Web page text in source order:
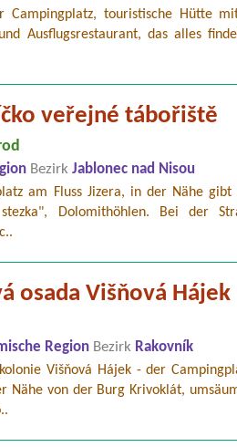
Campingplatz, touristische Hütte
Ausflugsrestaurant, das alles
veřejné tábořiště
Bezirk Jablonec nad Nisou
am Fluss Jizera, in der Nähe
stezka", Dolomithöhlen. Bei der
osada Višňová Hájek
Region Bezirk Rakovník
Višňová Hájek - der
Nähe von der Burg Krivoklát,